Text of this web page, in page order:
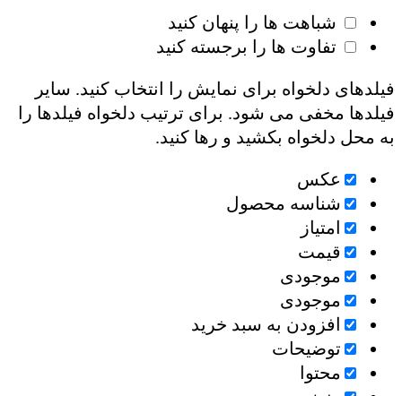
شباهت ها را پنهان کنید
تفاوت ها را برجسته کنید
فیلدهای دلخواه برای نمایش را انتخاب کنید. سایر
فیلدها مخفی می شود. برای ترتیب دلخواه فیلدها را
به محل دلخواه بکشید و رها کنید.
عكس
شناسه محصول
امتیاز
قیمت
موجودی
موجودی
افزودن به سبد خرید
توضیحات
محتوا